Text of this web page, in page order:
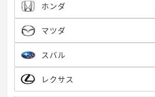
ホンダ
マツダ
スバル
レクサス